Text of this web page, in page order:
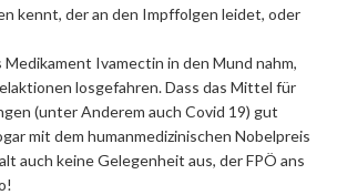
kennt, der an den Impffolgen leidet, oder
Ivamectin in den Mund nahm,
losgefahren. Dass das Mittel für
(unter Anderem auch Covid 19) gut
mit dem humanmedizinischen Nobelpreis
auch keine Gelegenheit aus, der FPÖ ans